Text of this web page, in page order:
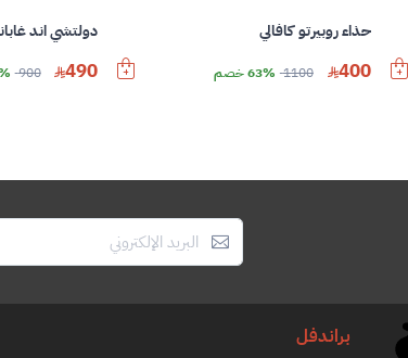
حذاء روبيرتو كافالي
400
1100 63% خصم
دولتشي اند
490
900
براندفل